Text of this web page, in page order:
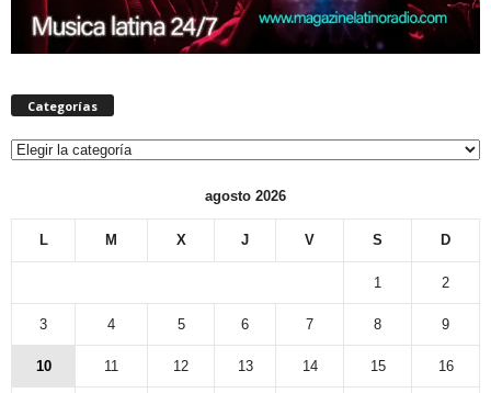
Categorías
Categorías
agosto 2026
L M X J V S D
1 2
3 4 5 6 7 8 9
10 11 12 13 14 15 16